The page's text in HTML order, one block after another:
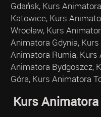
Gdańsk, Kurs
Katowice, Kurs
Wrocław, Kurs
Animatora Gdynia,
Animatora Rumia, Kurs
Animatora Bydgoszcz,
Góra, Kurs Animatora
Kurs Animatora